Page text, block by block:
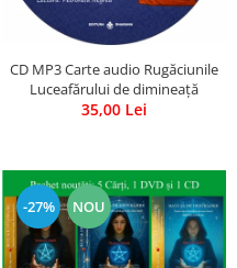
CD MP3 Carte audio Rugăciunile
Luceafărului de dimineață
35,00 Lei
-27% NOU